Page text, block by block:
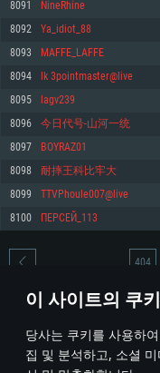
이 사이트의 쿠
당사는 쿠키를 사용하
집 및 분석하고, 소셜
그래픽 카드: DirectX 11 이상
GeForce GT 660. 최소 사양 해
네트워크: 브로드밴드 인터넷
여유 저장 공간: 22.1 GB (최소
권장 사양
그래픽 카드: DirectX 11 이상
570 혹은 그 이상
여유 저장 공간: 62.2 GB (전체
그래픽 카드: Metal 을 지원하
능을 가지는 Mac 버전의
네트워크: 브로드밴드 인터넷
여유 저장 공간: 22.1 GB (최소
권장 사양
그래픽 카드: Metal을 지원하는
네트워크: 브로드밴드 인터넷
여유 저장 공간: 62.2 GB (전
그래픽 카드: Vulkan 을 지원
660 (6개월 미만) 혹은 그와
원하는 AMD (6개월 미만; 최
네트워크: 브로드밴드 인터넷
여유 저장 공간: 22.1 GB (최소
권장 사양
운영체제: Ubuntu 20.04 64bit
프로세서: Intel Core i7
메모리: 16 GB
그래픽 카드: Vulkan 을 지원
1060 (6개월 미만) 혹은 그와
지원하는 AMD RX 570 (6개월
여유 저장 공간: 62.2 GB (전체
8091 NineRhine
8092 Ya_idiot_88
8093 MAFFE_LAFFE
8094 lk 3pointmaster@live
8095 lagv239
8096 今日代号-山河一统
8097 BOYRAZ01
8098 耐摔王科比牢大
8099 TTVPhoule007@live
8100 ПЕРСЕЙ_113
* 순위표는 매일 1회 갱신됩
404